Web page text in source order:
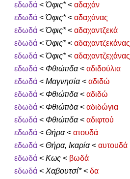
εδωδά < Όφις*< αδαχάν
εδωδά < Όφις*< αδαχάνας
εδωδά < Όφις*< αδαχαντζεκά
εδωδά < Όφις*< αδαχαντζεκάνας
εδωδά < Όφις*< αδαχαντζεχάνας
εδωδά < Φθιώτιδα< αδιδούλια
εδωδά < Μαγνησία< αδιδώ
εδωδά < Φθιώτιδα< αδιδώ
εδωδά < Φθιώτιδα< αδιδώγια
εδωδά < Φθιώτιδα< αδιφτού
εδωδά < Θήρα< ατουδά
εδωδά < Θήρα, Ικαρία< αυτουδά
εδωδά < Κως < βωδά
εδωδά < Χαβουτσί*< δα